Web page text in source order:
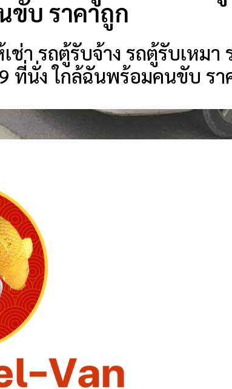
ขับ ราคาถูก
ช่า รถตู้รับจ้าง รถตู้รับเหมา
ที่นั่ง ใกล้ฉันพร้อมคนขับ รา